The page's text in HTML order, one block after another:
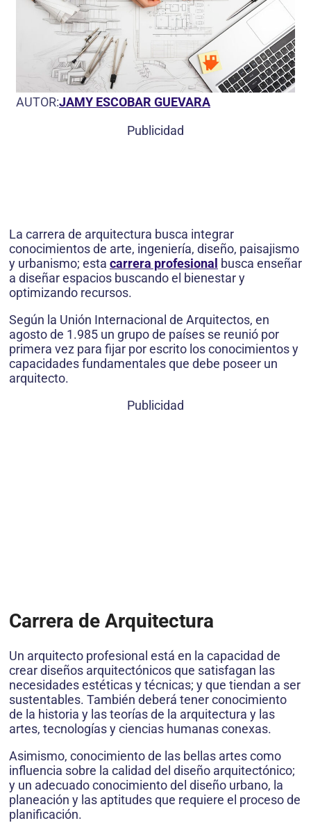
AUTOR:JAMY ESCOBAR GUEVARA
Publicidad
La carrera de arquitectura busca integrar
conocimientos de arte, ingeniería, diseño, paisajismo
y urbanismo; esta carrera profesional busca enseñar
a diseñar espacios buscando el bienestar y
optimizando recursos.
Según la Unión Internacional de Arquitectos, en
agosto de 1.985 un grupo de países se reunió por
primera vez para fijar por escrito los conocimientos y
capacidades fundamentales que debe poseer un
arquitecto.
Publicidad
Carrera de Arquitectura
Un arquitecto profesional está en la capacidad de
crear diseños arquitectónicos que satisfagan las
necesidades estéticas y técnicas; y que tiendan a ser
sustentables. También deberá tener conocimiento
de la historia y las teorías de la arquitectura y las
artes, tecnologías y ciencias humanas conexas.
Asimismo, conocimiento de las bellas artes como
influencia sobre la calidad del diseño arquitectónico;
y un adecuado conocimiento del diseño urbano, la
planeación y las aptitudes que requiere el proceso de
planificación.